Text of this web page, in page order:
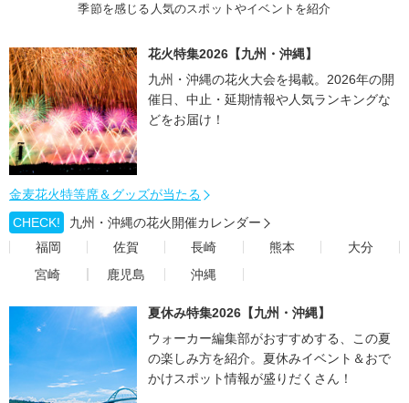
季節を感じる人気のスポットやイベントを紹介
花火特集2026【九州・沖縄】
九州・沖縄の花火大会を掲載。2026年の開
催日、中止・延期情報や人気ランキングな
どをお届け！
金麦花火特等席＆グッズが当たる
CHECK!
九州・沖縄の花火開催カレンダー
福岡
佐賀 長崎 熊本
大分
宮崎
鹿児島 沖縄
夏休み特集2026【九州・沖縄】
ウォーカー編集部がおすすめする、この夏
の楽しみ方を紹介。夏休みイベント＆おで
かけスポット情報が盛りだくさん！